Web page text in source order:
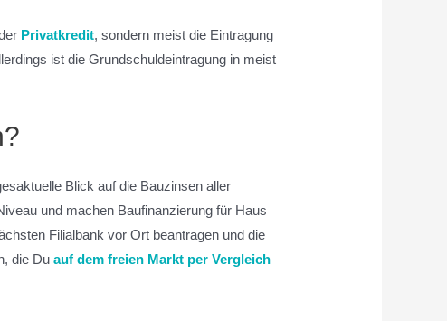
Privatkredit, sondern meist die Eintragung
ist die Grundschuldeintragung in meist
Blick auf die Bauzinsen aller
und machen Baufinanzierung für Haus
Filialbank vor Ort beantragen und die
die Duauf dem freien Markt per Vergleich